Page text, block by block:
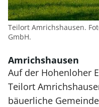
Teilort Amrichshausen.
GmbH.
Amrichshausen
Auf der Hohenloher
Teilort
bäuerliche